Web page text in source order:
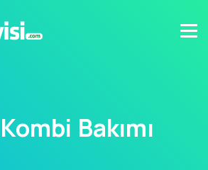
Bakımı